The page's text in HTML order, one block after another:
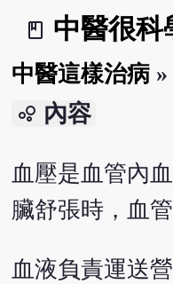
book_2
中醫很科
中醫這樣治病»
bubble_chart 內容
血壓是血管內
臟舒張時，血
血液負責運送